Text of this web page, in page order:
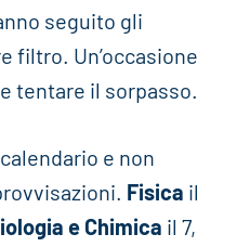
seguito gli
filtro. Un’occasione
tentare il sorpasso.
e non
Fisica il
e Chimica il 7,